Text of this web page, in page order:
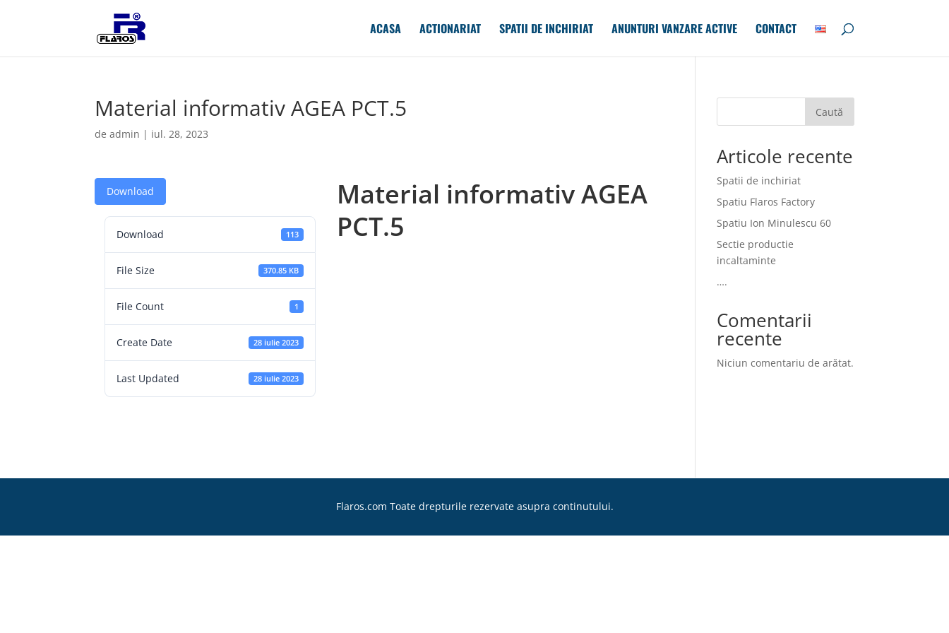
ACASA ACTIONARIAT SPATII DE INCHIRIAT ANUNTURI VANZARE ACTIVE CONTACT
Material informativ AGEA PCT.5
deadmin | iul. 28, 2023
Download
Download 113
File Size 370.85 KB
File Count 1
Create Date 28 iulie 2023
Last Updated 28 iulie 2023
Material informativ AGEA
PCT.5
Caută
Articole recente
Spatii de inchiriat
Spatiu Flaros Factory
Spatiu Ion Minulescu 60
Sectie productie
incaltaminte
….
Comentarii
recente
Niciun comentariu de arătat.
Flaros.com Toate drepturile rezervate asupra continutului.